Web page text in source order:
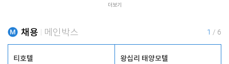
더보기
채용 메인박스 1 / 6
티호텔 왕십리 태양모텔